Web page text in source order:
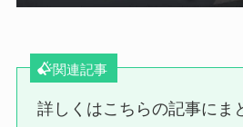
関連記事
詳しくはこちらの記事にま